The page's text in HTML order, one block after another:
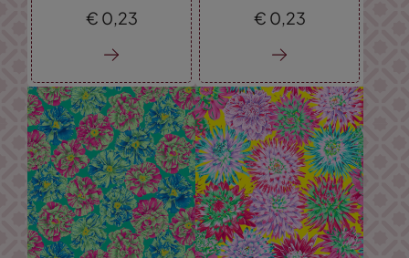
€ 0,23
€ 0,23